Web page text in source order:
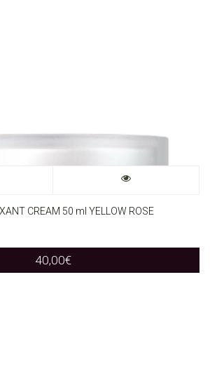
CREAM 50 ml YELLOW ROSE
40,00€